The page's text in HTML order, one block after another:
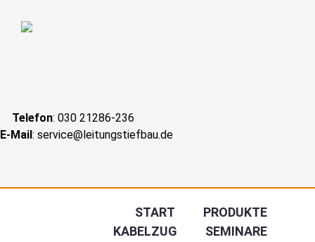
Telefon: 030 21286-236
E-Mail: service@leitungstiefbau.de
überspringen
START
PRODUKTE
KABELZUG
SEMINARE